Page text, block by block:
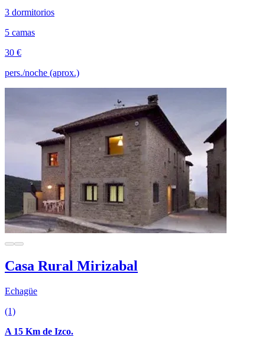
3 dormitorios
5 camas
30 €
pers./noche (aprox.)
Casa Rural Mirizabal
Echagüe
(1)
A 15 Km de Izco.